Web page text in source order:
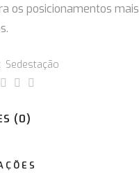
os posicionamentos mais
Sedestação
(0)